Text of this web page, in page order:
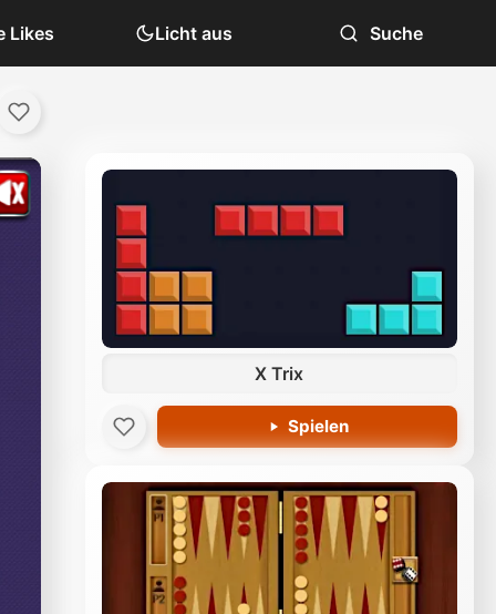
Likes Licht aus Suche
X Trix
Spielen